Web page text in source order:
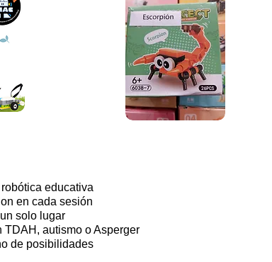
educativa
en cada sesión
solo lugar
autismo o Asperger
de posibilidades